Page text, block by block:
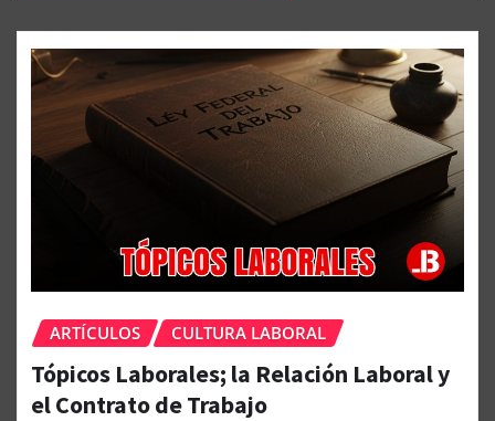
ARTÍCULOS CULTURA LABORAL
Tópicos Laborales; la Relación Laboral y
el Contrato de Trabajo